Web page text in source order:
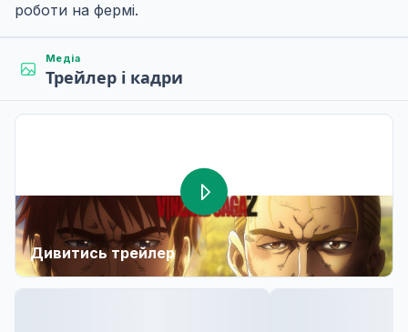
роботи на фермі.
Медіа
Трейлер і кадри
Дивитись трейлер